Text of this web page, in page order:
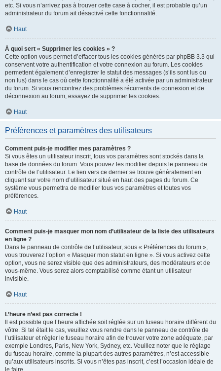
etc. Si vous n’arrivez pas à trouver cette case à cocher, il est probable qu’un
administrateur du forum ait désactivé cette fonctionnalité.
Haut
À quoi sert « Supprimer les cookies » ?
Cette option vous permet d’effacer tous les cookies générés par phpBB 3.3 qui
conservent votre authentification et votre connexion au forum. Les cookies
permettent également d’enregistrer le statut des messages (s’ils sont lus ou
non lus) dans le cas où cette fonctionnalité a été activée par un administrateur
du forum. Si vous rencontrez des problèmes récurrents de connexion et de
déconnexion au forum, essayez de supprimer les cookies.
Haut
Préférences et paramètres des utilisateurs
Comment puis-je modifier mes paramètres ?
Si vous êtes un utilisateur inscrit, tous vos paramètres sont stockés dans la
base de données du forum. Vous pouvez les modifier depuis le panneau de
contrôle de l’utilisateur. Le lien vers ce dernier se trouve généralement en
cliquant sur votre nom d’utilisateur situé en haut des pages du forum. Ce
système vous permettra de modifier tous vos paramètres et toutes vos
préférences.
Haut
Comment puis-je masquer mon nom d’utilisateur de la liste des utilisateurs
en ligne ?
Dans le panneau de contrôle de l’utilisateur, sous « Préférences du forum »,
vous trouverez l’option « Masquer mon statut en ligne ». Si vous activez cette
option, vous ne serez visible que des administrateurs, des modérateurs et de
vous-même. Vous serez alors comptabilisé comme étant un utilisateur
invisible.
Haut
L’heure n’est pas correcte !
Il est possible que l’heure affichée soit réglée sur un fuseau horaire différent du
vôtre. Si tel était le cas, veuillez vous rendre dans le panneau de contrôle de
l’utilisateur et régler le fuseau horaire afin de trouver votre zone adéquate, par
exemple Londres, Paris, New York, Sydney, etc. Veuillez noter que le réglage
du fuseau horaire, comme la plupart des autres paramètres, n’est accessible
qu’aux utilisateurs inscrits. Si vous n’êtes pas inscrit, c’est l’occasion idéale de
le faire.